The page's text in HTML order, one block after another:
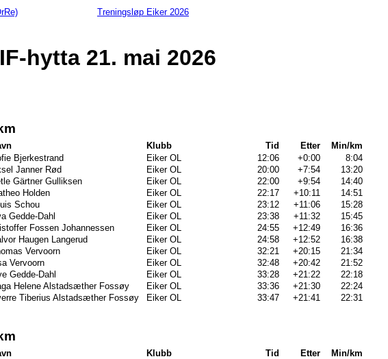
Treningsløp Eiker 2026
hytta 21. mai 2026
Klubb Tid Etter
Min/km
Bjerkestrand Eiker OL 12:06 +0:00
8:04
Janner Rød Eiker OL 20:00 +7:54
13:20
Gärtner Gulliksen Eiker OL 22:00 +9:54
14:40
Holden Eiker OL 22:17 +10:11
14:51
Schou Eiker OL 23:12 +11:06
15:28
Gedde-Dahl Eiker OL 23:38 +11:32
15:45
Fossen Johannessen Eiker OL 24:55 +12:49
16:36
Haugen Langerud Eiker OL 24:58 +12:52
16:38
Vervoorn Eiker OL 32:21 +20:15
21:34
Vervoorn Eiker OL 32:48 +20:42
21:52
Gedde-Dahl Eiker OL 33:28 +21:22
22:18
Helene Alstadsæther Fossøy Eiker OL 33:36 +21:30
22:24
Tiberius Alstadsæther Fossøy Eiker OL 33:47 +21:41 22:31
Klubb Tid Etter
Min/km